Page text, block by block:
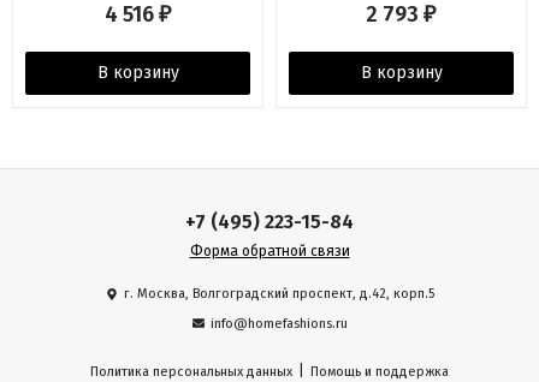
4 516 ₽
В корзину
2 793 ₽
В корзину
+7 (495) 223-15-84
Форма обратной связи
г. Москва, Волгоградский проспект, д.42, корп.5
info@homefashions.ru
Политика персональных данных Помощь и поддержка